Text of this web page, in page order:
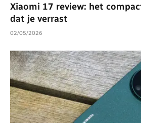
Xiaomi 17 review: het
dat je verrast
02/05/2026